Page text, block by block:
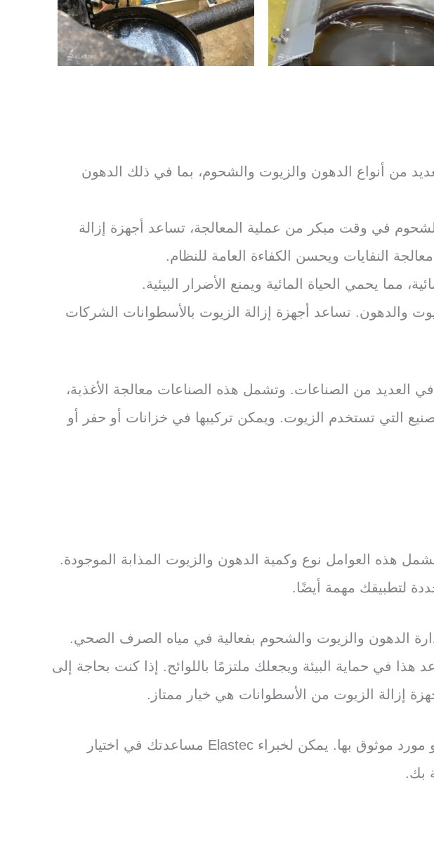
من أنواع الدهون والزيوت والشحوم، بما في ذلك الدهون
في وقت مبكر من عملية المعالجة، تساعد أجهزة إزالة
النفايات ويحسن الكفاءة العامة للنظام.
والدهون. تساعد أجهزة إزالة الزيوت بالأسطوانات الشركات
العديد من الصناعات. وتشمل هذه الصناعات معالجة الأغذية،
التي تستخدم الزيوت. ويمكن تركيبها في خزانات أو حفر أو
هذه العوامل نوع وكمية الدهون والزيوت المذابة الموجودة.
لتطبيقك مهمة أيضًا.
الدهون والزيوت والشحوم بفعالية في مياه الصرف الصحي.
في حماية البيئة ويجعلك ملتزمًا باللوائح. إذا كنت بحاجة إلى
إزالة الزيوت من الأسطوانات هي خيار ممتاز.
أخيرًا، ضع في اعتبارك أي متطلبات تنظيمية. من المهم التحدث إلى جهة تصنيع أو مورد موثوق بها. يمكن لخبراء Elastec مساعدتك في اختيار
بك.